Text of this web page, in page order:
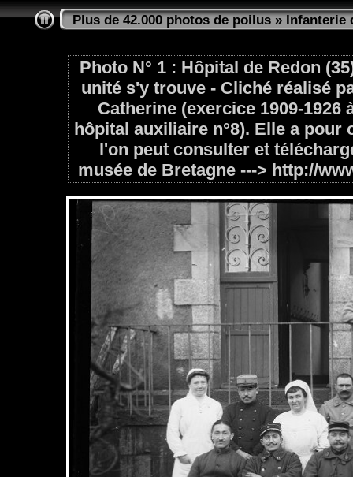
Plus de 42.000 photos de poilus»Infanterie
Photo N° 1 : Hôpital de Redon
unité s'y trouve - Cliché réalisé
Catherine (exercice 1909-
hôpital auxiliaire n°8). Elle a pour
l'on peut consulter et
musée de Bretagne ---> http://